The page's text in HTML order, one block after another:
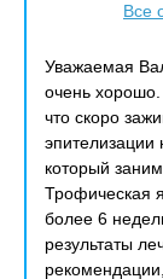
Все
Уважаемая
очень хорошо.
что скоро
эпителизации
который
Трофическая
более 6
результаты